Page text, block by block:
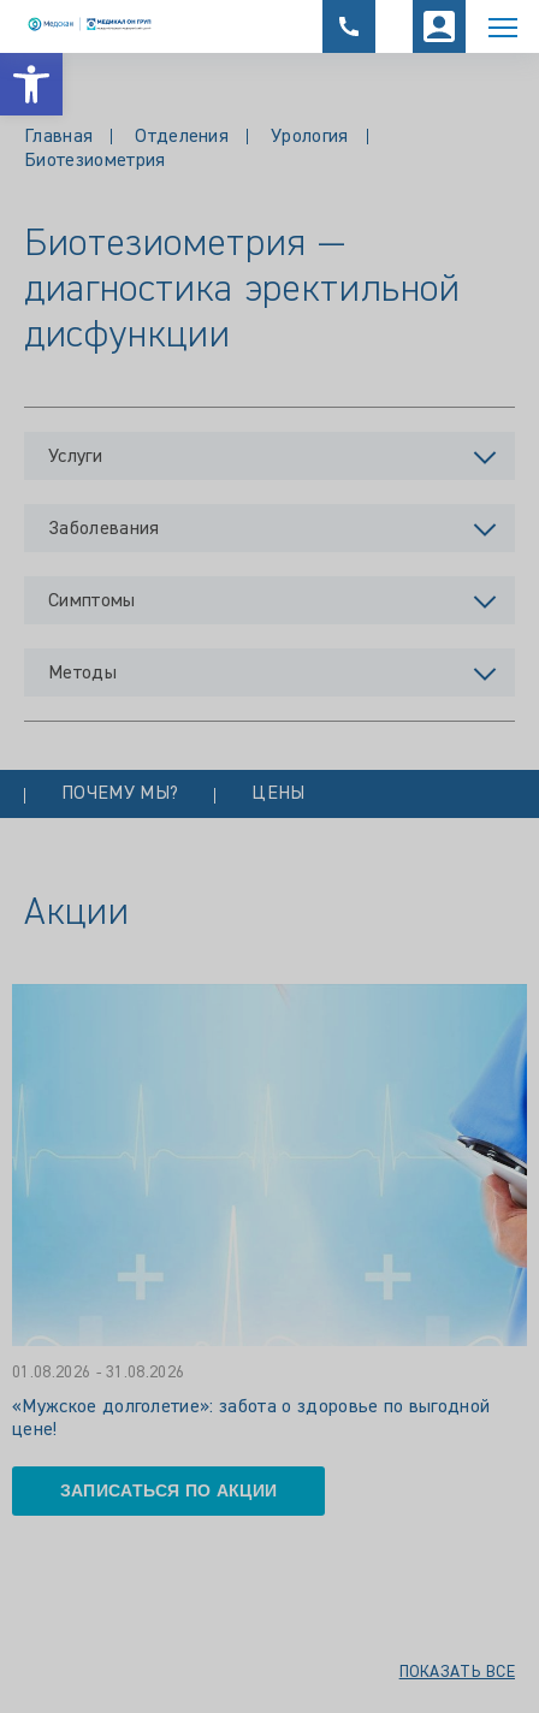
Открыть панель инструментов
Главная Отделения
Урология
Биотезиометрия
Биотезиометрия —
диагностика эректильной
дисфункции
Услуги
Заболевания
Симптомы
Методы
ПОЧЕМУ МЫ? ЦЕНЫ
Акции
01.08.2026 - 31.08.2026
«Мужское долголетие»: забота о здоровье по выгодной
цене!
ЗАПИСАТЬСЯ ПО АКЦИИ
ПОКАЗАТЬ ВСЕ